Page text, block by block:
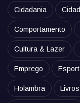
Cidadania
Comportamento
Cultura & Lazer
Emprego
Holambra Livros